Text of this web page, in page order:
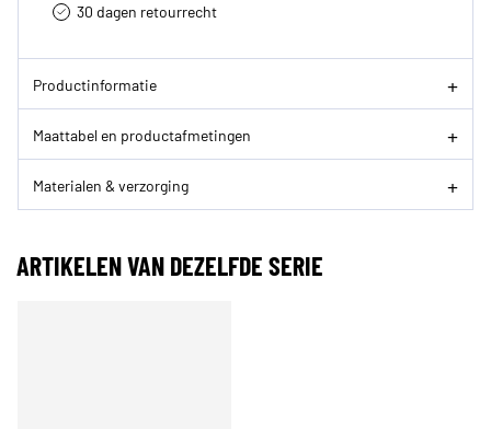
30 dagen retourrecht­
Productinformatie
Maattabel en productafmetingen
Materialen & verzorging
ARTIKELEN VAN DEZELFDE SERIE